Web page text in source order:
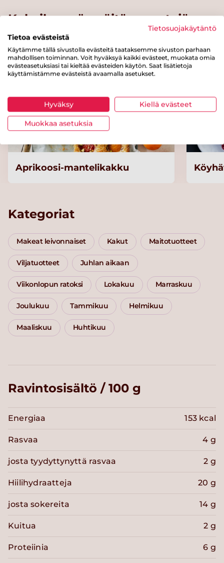
Kokeile myös näitä reseptejä
Aprikoosi-mantelikakku
Kategoriat
Makeat leivonnaiset Kakut Maitotuotteet
Viljatuotteet Juhlan aikaan
Viikonlopun ratoksi Lokakuu Marraskuu
Joulukuu Tammikuu Helmikuu
Maaliskuu Huhtikuu
Ravintosisältö / 100 g
Energiaa 153 kcal
Rasvaa 4 g
josta tyydyttynyttä rasvaa 2 g
Hiilihydraatteja 20 g
josta sokereita 14 g
Kuitua 2 g
Proteiinia 6 g
Tietosuojakäytäntö
Tietoa evästeistä
Käytämme tällä sivustolla evästeitä taataksemme sivuston parhaan
mahdollisen toiminnan. Voit hyväksyä kaikki evästeet, muokata omia
evästeasetuksiasi tai kieltää evästeiden käytön. Saat lisätietoja
käyttämistämme evästeistä avaamalla asetukset.
Hyväksy Kiellä evästeet
Muokkaa asetuksia